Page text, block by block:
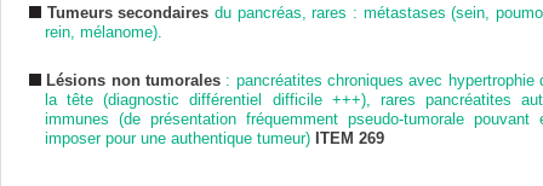
Tumeurs secondaires du pancréas, rares : métastases (sein,
rein, mélanome).
Lésions non tumorales : pancréatites chroniques avec hypertrophie
la tête (diagnostic différentiel difficile +++), rares pancréatites
immunes (de présentation fréquemment pseudo-tumorale pouvant
imposer pour une authentique tumeur) ITEM 269